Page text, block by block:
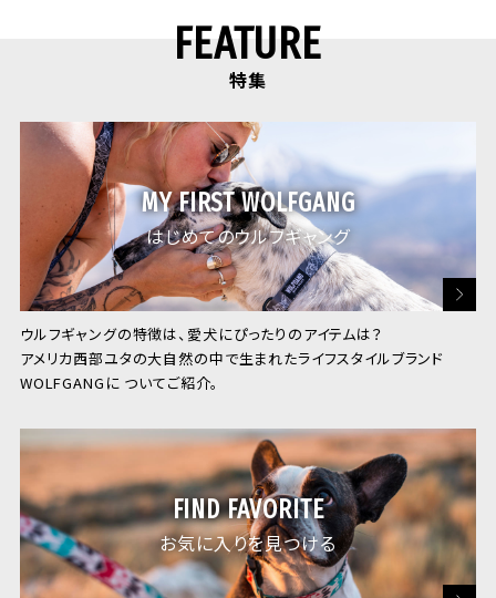
FEATURE
特集
MY FIRST WOLFGANG
はじめてのウルフギャング
ウルフギャングの特徴は、愛犬にぴったりのアイテムは？
アメリカ西部ユタの大自然の中で生まれたライフスタイルブランド
WOLFGANGに ついてご紹介。
FIND FAVORITE
お気に入りを見つける